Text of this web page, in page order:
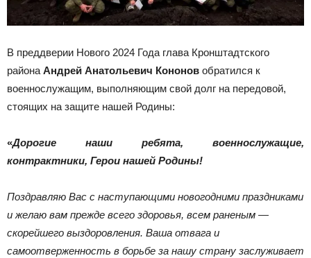
В преддверии Нового 2024 Года глава Кронштадтского
районаАндрей Анатольевич Кононов обратился к
военнослужащим, выполняющим свой долг на передовой,
стоящих на защите нашей Родины:
«Дорогие наши ребята, военнослужащие,
контрактники, Герои нашей Родины!
Поздравляю Вас с наступающими новогодними праздниками
и желаю вам прежде всего здоровья, всем раненым —
скорейшего выздоровления. Ваша отвага и
самоотверженность в борьбе за нашу страну заслуживает